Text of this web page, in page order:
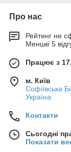
Про нас
Рейтинг не
Менше 5
Працює з
м. Київ
Софіївська
Україна
Контакти
Сьогодні
Показати